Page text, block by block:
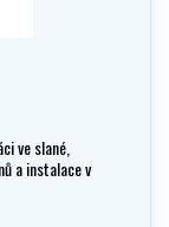
ve slané,
a instalace v